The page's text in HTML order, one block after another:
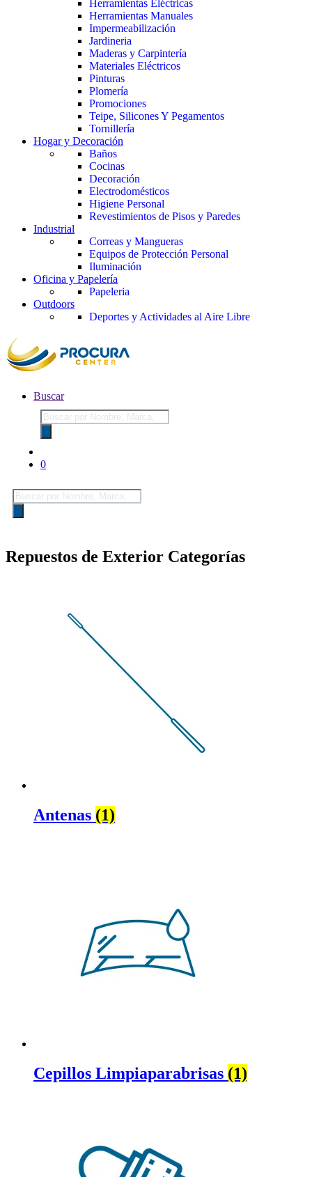
Herramientas Eléctricas
Herramientas Manuales
Impermeabilización
Jardineria
Maderas y Carpintería
Materiales Eléctricos
Pinturas
Plomería
Promociones
Teipe, Silicones Y Pegamentos
Tornillería
Hogar y Decoración
Baños
Cocinas
Decoración
Electrodomésticos
Higiene Personal
Revestimientos de Pisos y Paredes
Industrial
Correas y Mangueras
Equipos de Protección Personal
Iluminación
Oficina y Papelería
Papeleria
Outdoors
Deportes y Actividades al Aire Libre
Buscar
Búsqueda
de
productos
0
Búsqueda
de
productos
Repuestos de Exterior Categorías
Antenas (1)
Cepillos Limpiaparabrisas (1)